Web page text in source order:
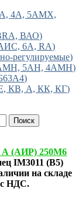
4А, 5АМХ,
ВАО)
6А, RA)
регулируемые)
5АН, 4АМН)
КВ, А, КК, КГ)
А (АИР) 250М6
IM3011 (B5)
на складе
с НДС.